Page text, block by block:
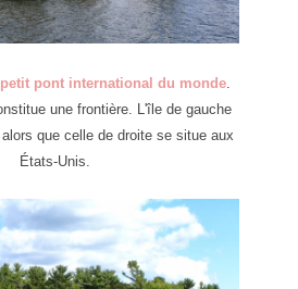
pont international du monde
une frontière. L'île de gauche
que celle de droite se situe aux
États-Unis.